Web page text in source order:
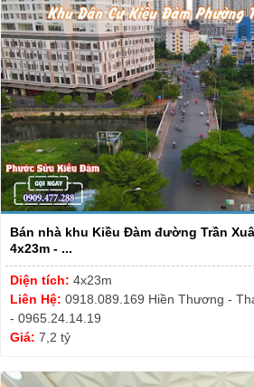
Bán nhà khu Kiều Đàm đường Trần
4x23m - ...
Diện tích: 4x23m
Liên Hệ: 0918.089.169 Hiền Thương -
- 0965.24.14.19
Giá: 7,2 tỷ